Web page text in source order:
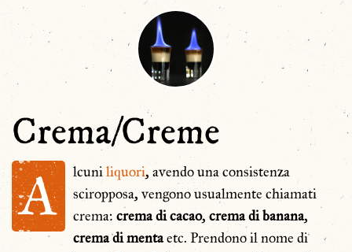
Crema/Creme
A lcuniliquori, avendo una consistenza
sciropposa, vengono usualmente chiamati
crema: crema di cacao, crema di banana,
crema di mentaetc. Prendono il nome di